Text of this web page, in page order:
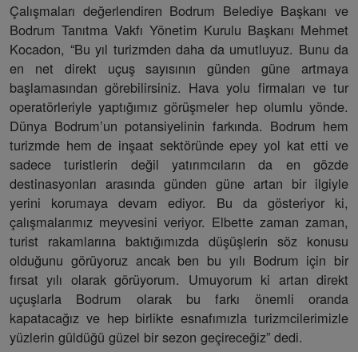
Çalışmaları değerlendiren Bodrum Belediye Başkanı ve
Bodrum Tanıtma Vakfı Yönetim Kurulu Başkanı Mehmet
Kocadon, “Bu yıl turizmden daha da umutluyuz. Bunu da
en net direkt uçuş sayısının günden güne artmaya
başlamasından görebilirsiniz. Hava yolu firmaları ve tur
operatörleriyle yaptığımız görüşmeler hep olumlu yönde.
Dünya Bodrum’un potansiyelinin farkında. Bodrum hem
turizmde hem de inşaat sektöründe epey yol kat etti ve
sadece turistlerin değil yatırımcıların da en gözde
destinasyonları arasında günden güne artan bir ilgiyle
yerini korumaya devam ediyor. Bu da gösteriyor ki,
çalışmalarımız meyvesini veriyor. Elbette zaman zaman,
turist rakamlarına baktığımızda düşüşlerin söz konusu
olduğunu görüyoruz ancak ben bu yılı Bodrum için bir
fırsat yılı olarak görüyorum. Umuyorum ki artan direkt
uçuşlarla Bodrum olarak bu farkı önemli oranda
kapatacağız ve hep birlikte esnafımızla turizmcilerimizle
yüzlerin güldüğü güzel bir sezon geçireceğiz” dedi.